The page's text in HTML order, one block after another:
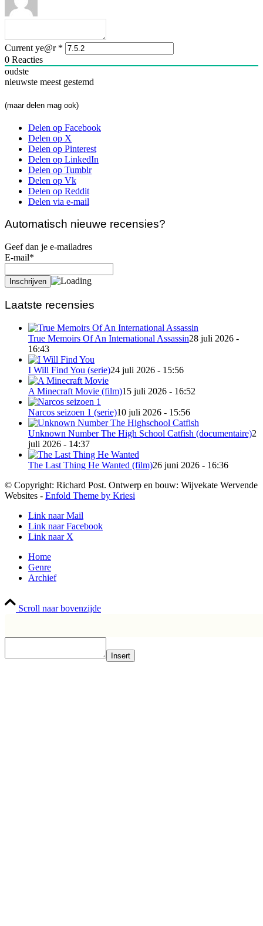
Current ye@r *
0 Reacties
oudste
nieuwste meest gestemd
(maar delen mag ook)
Delen op Facebook
Delen op X
Delen op Pinterest
Delen op LinkedIn
Delen op Tumblr
Delen op Vk
Delen op Reddit
Delen via e-mail
Automatisch nieuwe recensies?
Geef dan je e-mailadres
E-mail*
Laatste recensies
True Memoirs Of An International Assassin28 juli 2026 -
16:43
I Will Find You (serie)24 juli 2026 - 15:56
A Minecraft Movie (film)15 juli 2026 - 16:52
Narcos seizoen 1 (serie)10 juli 2026 - 15:56
Unknown Number The High School Catfish (documentaire)2
juli 2026 - 14:37
The Last Thing He Wanted (film)26 juni 2026 - 16:36
© Copyright: Richard Post. Ontwerp en bouw: Wijvekate Wervende
Websites - Enfold Theme by Kriesi
Link naar Mail
Link naar Facebook
Link naar X
Home
Genre
Archief
Scroll naar bovenzijde
Insert